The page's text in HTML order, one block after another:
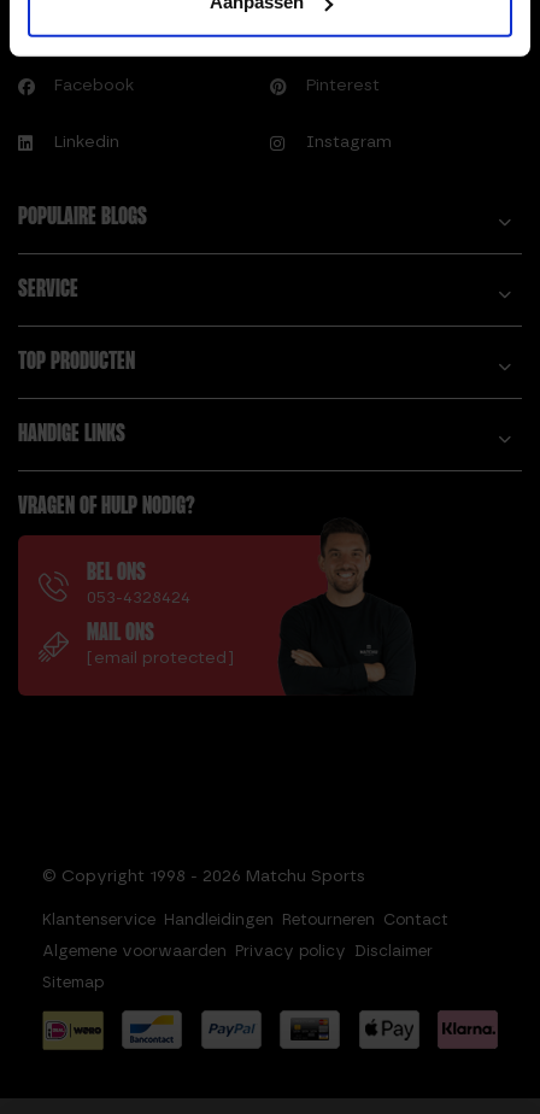
CONNECT WITH US!
Facebook Pinterest
Linkedin Instagram
POPULAIRE BLOGS
SERVICE
TOP PRODUCTEN
HANDIGE LINKS
VRAGEN OF HULP NODIG?
BEL ONS
053-4328424
MAIL ONS
[email protected]
© Copyright 1998 - 2026 Matchu Sports
Klantenservice Handleidingen Retourneren Contact
Algemene voorwaarden Privacy policy Disclaimer
Sitemap